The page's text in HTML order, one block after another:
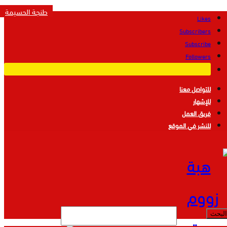
Likes
Subscribers
Subscribe
Followers
للتواصل معنا
للإشهار
فريق العمل
للنشر في الموقع
طنجة الحسيمة